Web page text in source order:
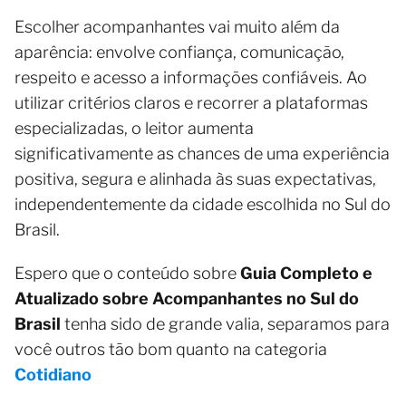
Escolher acompanhantes vai muito além da
aparência: envolve confiança, comunicação,
respeito e acesso a informações confiáveis. Ao
utilizar critérios claros e recorrer a plataformas
especializadas, o leitor aumenta
significativamente as chances de uma experiência
positiva, segura e alinhada às suas expectativas,
independentemente da cidade escolhida no Sul do
Brasil.
Espero que o conteúdo sobreGuia Completo e
Atualizado sobre Acompanhantes no Sul do
Brasil tenha sido de grande valia, separamos para
você outros tão bom quanto na categoria
Cotidiano